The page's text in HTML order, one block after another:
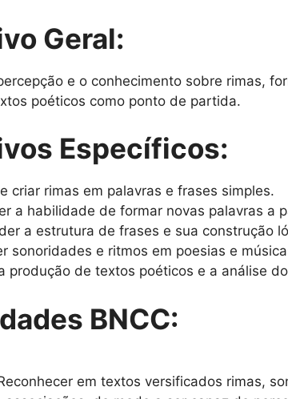
Geral:
e o conhecimento sobre rimas,
poéticos como ponto de partida.
Específicos:
criar rimas em palavras e frases simples.
a habilidade de formar novas palavras a
a estrutura de frases e sua construção
sonoridades e ritmos em poesias e
produção de textos poéticos e a análise
BNCC:
em textos versificados rimas,